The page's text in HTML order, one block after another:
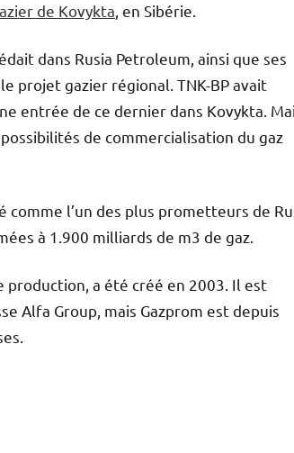
de Kovykta , en Sibérie.
dans Rusia Petroleum, ainsi que ses
projet gazier régional. TNK-BP avait
entrée de ce dernier dans Kovykta.
de commercialisation du gaz
l’un des plus prometteurs de
à 1.900 milliards de m3 de gaz.
a été créé en 2003. Il est
Alfa Group, mais Gazprom est depuis